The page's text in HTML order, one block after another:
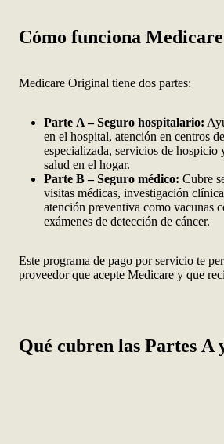
Cómo funciona
Medicare Original tiene dos partes:
Parte A – Seguro hospitalario:
en el hospital, atención en centros
especializada, servicios de hospicio
salud en el hogar.
Parte B – Seguro médico: Cubre
visitas médicas, investigación
atención preventiva como vacunas
exámenes de detección de cáncer.
Este programa de pago por servicio te
proveedor que acepte Medicare y que
Qué cubren las Partes A